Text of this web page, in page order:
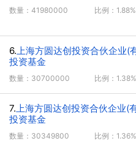
数量：41980000 比例：1.88%
6.上海方圆达创投资合伙企业(
投资基金
数量：30700000 比例：1.38%
7.上海方圆达创投资合伙企业(
投资基金
数量：30349800 比例：1.36%